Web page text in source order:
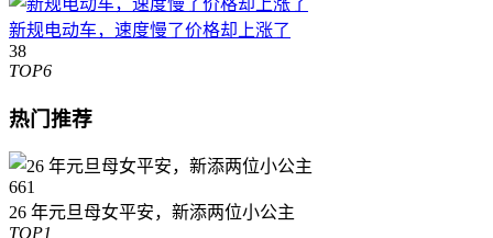
新规电动车，速度慢了价格却上涨了
38
TOP6
热门推荐
661
26 年元旦母女平安，新添两位小公主
TOP1